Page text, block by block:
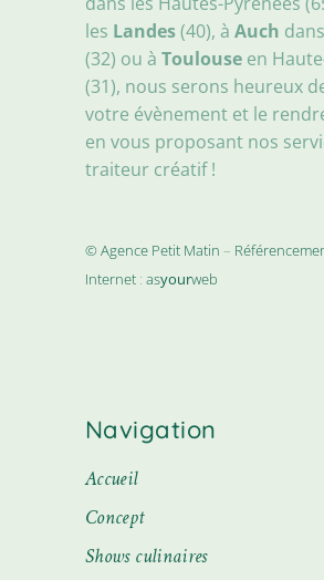
les Landes(40), àAuch
(32) ou àToulouse en
(31), nous serons heureux
votre évènement et le
en vous proposant nos
traiteur créatif !
© Agence Petit Matin –
Internet :asyourweb
Navigation
Accueil
Concept
Shows culinaires